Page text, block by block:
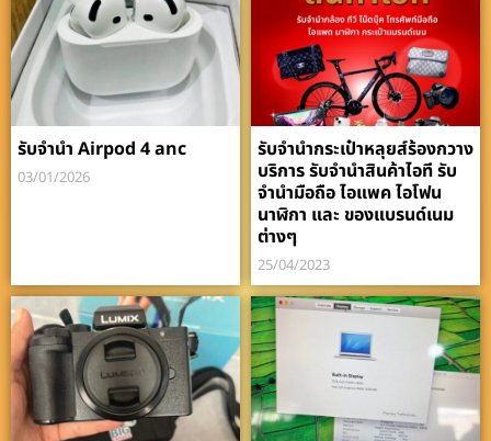
รับจำนำ Airpod 4 anc
03/01/2026
รับจำนำกระเป๋าหลุยส์ร้องกวาง
บริการ รับจำนำสินค้าไอที รับ
จำนำมือถือ ไอแพค ไอโฟน
นาฬิกา และ ของแบรนด์เนม
ต่างๆ
25/04/2023